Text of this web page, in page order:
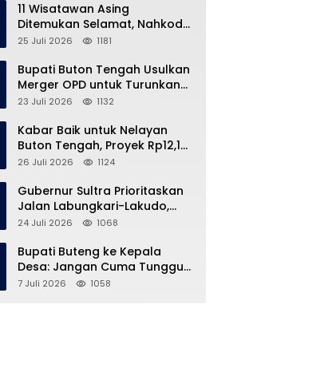
11 Wisatawan Asing
Ditemukan Selamat, Nahkoda
Speedboat Masih Hilang
25 Juli 2026 1181
Bupati Buton Tengah Usulkan
Merger OPD untuk Turunkan
Belanja Pegawai APBD
23 Juli 2026 1132
Kabar Baik untuk Nelayan
Buton Tengah, Proyek Rp12,1
Miliar Akhirnya Dimulai
26 Juli 2026 1124
Gubernur Sultra Prioritaskan
Jalan Labungkari-Lakudo,
Buteng Kebagian 1,7 Km
24 Juli 2026 1068
Bupati Buteng ke Kepala
Desa: Jangan Cuma Tunggu
Dana Desa, ‘Jemput Bola’
7 Juli 2026 1058